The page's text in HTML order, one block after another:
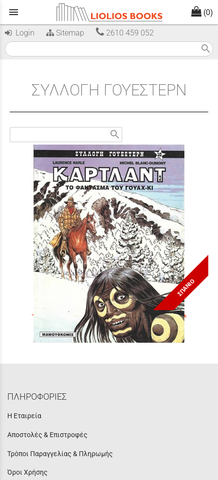
menu (0)
Login Sitemap 2610 459 052
search
ΣΥΛΛΟΓΗ ΓΟΥΕΣΤΕΡΝ
search
ΣΠΑΝΙΟ
ΤΟ ΦΑΝΤΑΣΜΑ ΤΟΥ ΓΟΥΑΧ-ΚΙ ΝΟ 10***
Τιμή: 5,90 €
ΠΛΗΡΟΦΟΡΙΕΣ
Η Εταιρεία
Αποστολές & Επιστροφές
Τρόποι Παραγγελίας & Πληρωμής
Όροι Χρήσης